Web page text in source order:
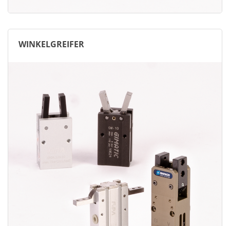
WINKELGREIFER